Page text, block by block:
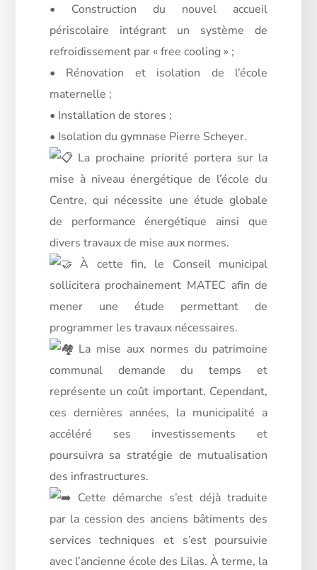
• Construction du nouvel accueil
périscolaire intégrant un système de
refroidissement par « free cooling » ;
• Rénovation et isolation de l’école
maternelle ;
• Installation de stores ;
• Isolation du gymnase Pierre Scheyer.
La prochaine priorité portera sur la
mise à niveau énergétique de l’école du
Centre, qui nécessite une étude globale
de performance énergétique ainsi que
divers travaux de mise aux normes.
À cette fin, le Conseil municipal
sollicitera prochainement MATEC afin de
mener une étude permettant de
programmer les travaux nécessaires.
La mise aux normes du patrimoine
communal demande du temps et
représente un coût important. Cependant,
ces dernières années, la municipalité a
accéléré ses investissements et
poursuivra sa stratégie de mutualisation
des infrastructures.
Cette démarche s’est déjà traduite
par la cession des anciens bâtiments des
services techniques et s’est poursuivie
avec l’ancienne école des Lilas. À terme, la